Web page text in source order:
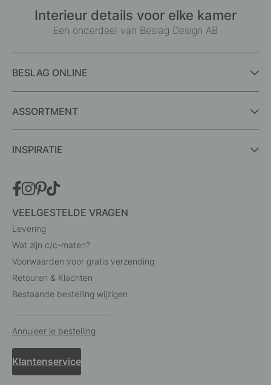
Interieur details voor elke kamer
Een onderdeel van Beslag Design AB
BESLAG ONLINE
ASSORTMENT
INSPIRATIE
VEELGESTELDE VRAGEN
Levering
Wat zijn c/c-maten?
Voorwaarden voor gratis verzending
Retouren & Klachten
Bestaande bestelling wijzigen
Annuleer je bestelling
Klantenservice